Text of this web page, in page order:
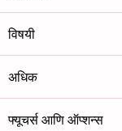
विषयी
अधिक
फ्यूचर्स आणि ऑप्शन्स